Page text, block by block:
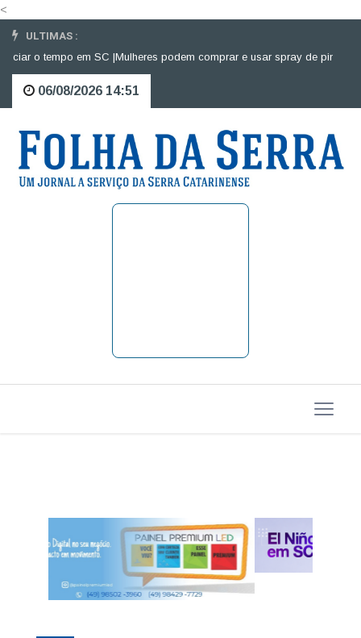
<
ULTIMAS :
o tempo em SC |Mulheres podem comprar e usar spray de pimenta
06/08/2026 14:51